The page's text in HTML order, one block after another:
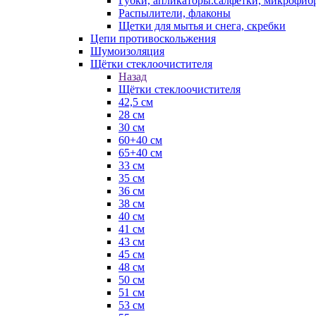
Распылители, флаконы
Щетки для мытья и снега, скребки
Цепи противоскольжения
Шумоизоляция
Щётки стеклоочистителя
Назад
Щётки стеклоочистителя
42,5 см
28 см
30 см
60+40 см
65+40 см
33 см
35 см
36 см
38 см
40 см
41 см
43 см
45 см
48 см
50 см
51 см
53 см